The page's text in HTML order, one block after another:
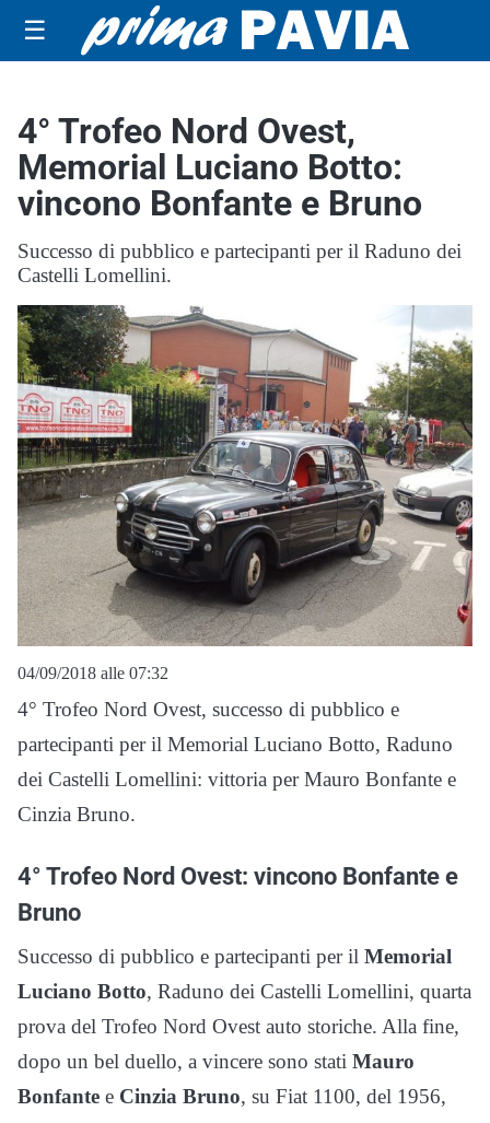
☰
4° Trofeo Nord Ovest,
Memorial Luciano Botto:
vincono Bonfante e Bruno
Successo di pubblico e partecipanti per il Raduno dei
Castelli Lomellini.
04/09/2018 alle 07:32
4° Trofeo Nord Ovest, successo di pubblico e
partecipanti per il Memorial Luciano Botto, Raduno
dei Castelli Lomellini: vittoria per Mauro Bonfante e
Cinzia Bruno.
4° Trofeo Nord Ovest: vincono Bonfante e
Bruno
Successo di pubblico e partecipanti per il Memorial
Luciano Botto, Raduno dei Castelli Lomellini, quarta
prova del Trofeo Nord Ovest auto storiche. Alla fine,
dopo un bel duello, a vincere sono stati Mauro
Bonfante e Cinzia Bruno, su Fiat 1100, del 1956,